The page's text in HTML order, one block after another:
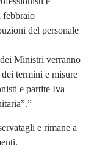
febbraio
del personale
Ministri verranno
termini e misure
e partite Iva
e rimane a